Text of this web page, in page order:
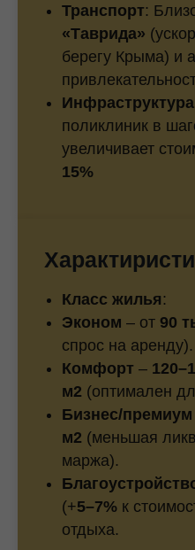
Транспорт:
«Таврида»
берегу Крыма) и
Инфраструктура
поликлиник в
увеличивает
15%
Класс жилья:
Эконом – от 90
спрос на аренду).
Комфорт –
м2 (оптимален
Бизнес/премиум
м2 (меньшая
маржа).
(+5–7% к
отдыха.